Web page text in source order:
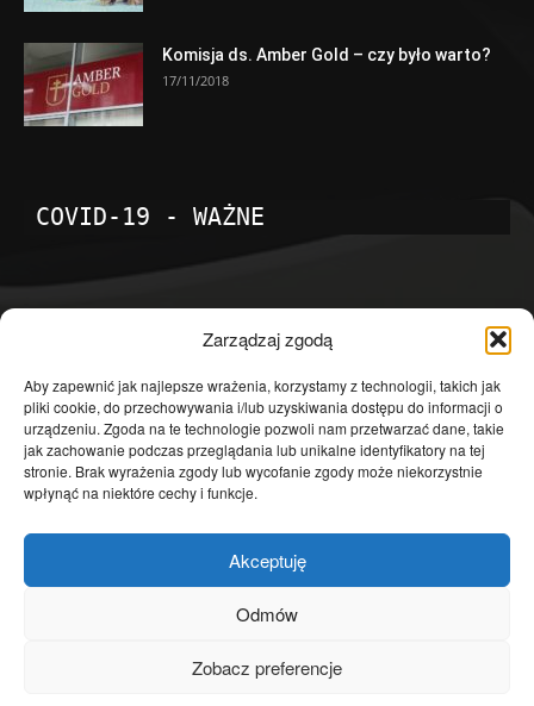
Zarządzaj zgodą
Aby zapewnić jak najlepsze wrażenia, korzystamy z technologii, takich jak
pliki cookie, do przechowywania i/lub uzyskiwania dostępu do informacji o
urządzeniu. Zgoda na te technologie pozwoli nam przetwarzać dane, takie
jak zachowanie podczas przeglądania lub unikalne identyfikatory na tej
stronie. Brak wyrażenia zgody lub wycofanie zgody może niekorzystnie
wpłynąć na niektóre cechy i funkcje.
Akceptuję
Odmów
Zobacz preferencje
Komisja ds. Amber Gold – czy było warto?
17/11/2018
COVID-19 - WAŻNE
Temat dnia
4601
Publicystyka
4363
Polityka
3639
Polska
Społeczeństwo
2823